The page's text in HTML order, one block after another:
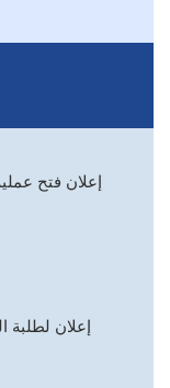
إعلان فتح
إعلان لطلبة